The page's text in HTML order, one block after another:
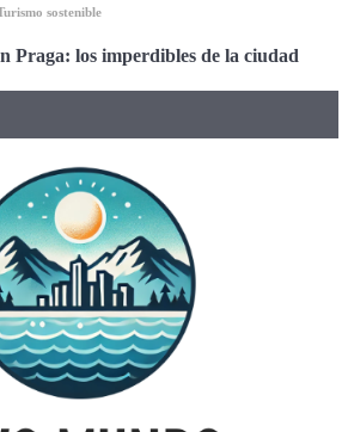
sostenible
Praga: los imperdibles de la ciudad